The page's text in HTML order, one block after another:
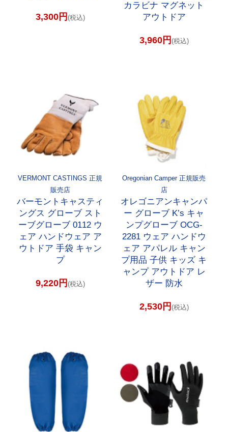
3,300円 (税込)
カラビナ マグネット
アウトドア
3,960円 (税込)
VERMONT CASTINGS 正規
販売店
バーモントキャスティ
ングス グローブ スト
ーブグローブ 0112 ウ
ェア ハンドウェア ア
ウトドア 手袋 キャン
プ
9,220円 (税込)
Oregonian Camper 正規販売
店
オレゴニアンキャンパ
ー グローブ K’s キャ
ンプグローブ OCG-
2281 ウェア ハンドウ
ェア アパレル キャン
プ用品 子供 キッズ キ
ャンプ アウトドア レ
ザー 防水
2,530円 (税込)